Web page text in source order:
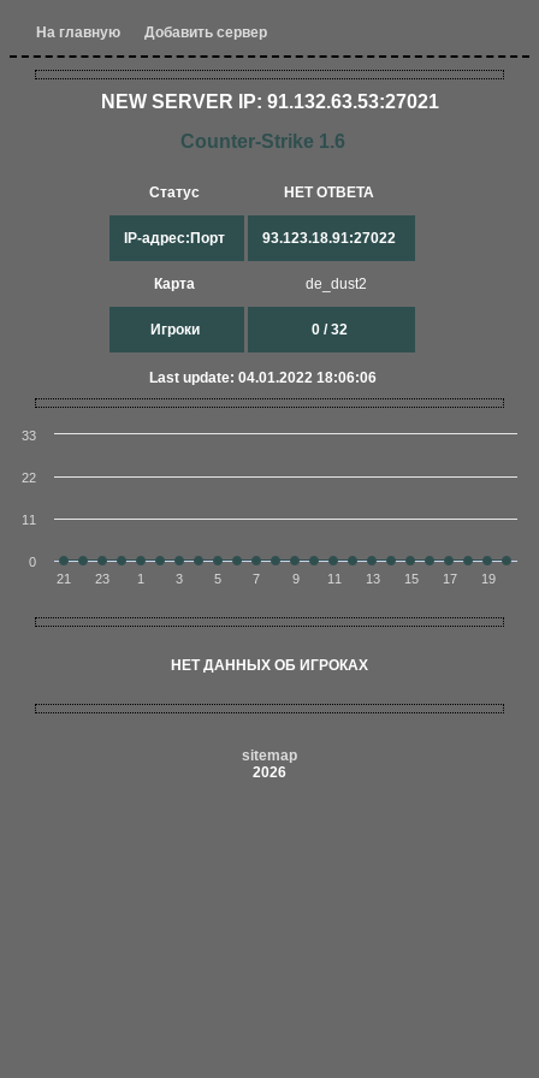
На главную Добавить сервер
NEW SERVER IP: 91.132.63.53:27021
Counter-Strike 1.6
Статус
IP-адрес:Порт
Карта
Игроки
НЕТ ОТВЕТА
93.123.18.91:27022
de_dust2
0 / 32
Last update: 04.01.2022 18:06:06
21 23 1 3 5 7 9 11 13 15 17 19
0
11
22
33
НЕТ ДАННЫХ ОБ ИГРОКАХ
sitemap
2026